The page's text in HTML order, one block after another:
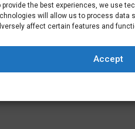
provide the best experiences, we use
will allow us to process data
affect certain features and
Accept
die je kunt maken. Bijna
belangrijk om wat
het leren en begrijpen van
Nederlanders
jou? Of als je kunt
antwoorden als iemand